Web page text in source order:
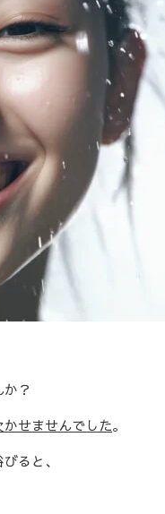
？
せませんでした。
ると、